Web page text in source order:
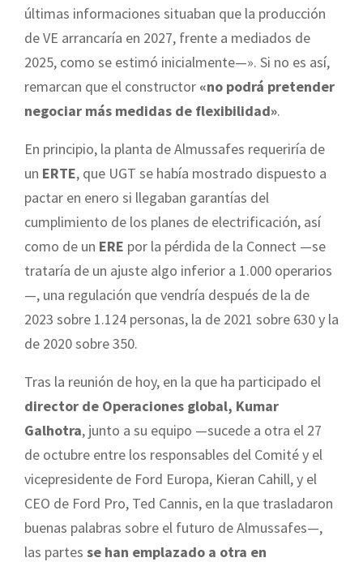
últimas informaciones situaban que la producción
de VE arrancaría en 2027, frente a mediados de
2025, como se estimó inicialmente—». Si no es así,
remarcan que el constructor «no podrá pretender
negociar más medidas de flexibilidad».
En principio, la planta de Almussafes requeriría de
un ERTE, que UGT se había mostrado dispuesto a
pactar en enero si llegaban garantías del
cumplimiento de los planes de electrificación, así
como de un ERE por la pérdida de la Connect —se
trataría de un ajuste algo inferior a 1.000 operarios
—, una regulación que vendría después de la de
2023 sobre 1.124 personas, la de 2021 sobre 630 y la
de 2020 sobre 350.
Tras la reunión de hoy, en la que ha participado el
director de Operaciones global, Kumar
Galhotra, junto a su equipo —sucede a otra el 27
de octubre entre los responsables del Comité y el
vicepresidente de Ford Europa, Kieran Cahill, y el
CEO de Ford Pro, Ted Cannis, en la que trasladaron
buenas palabras sobre el futuro de Almussafes—,
las partes se han emplazado a otra en